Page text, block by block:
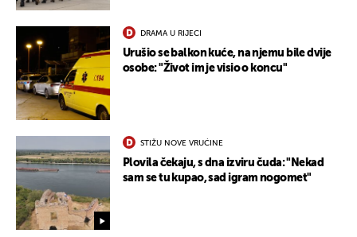
DRAMA U RIJECI
Urušio se balkon kuće, na njemu bile dvije
osobe: "Život im je visio o koncu"
STIŽU NOVE VRUĆINE
Plovila čekaju, s dna izviru čuda: "Nekad
sam se tu kupao, sad igram nogomet"